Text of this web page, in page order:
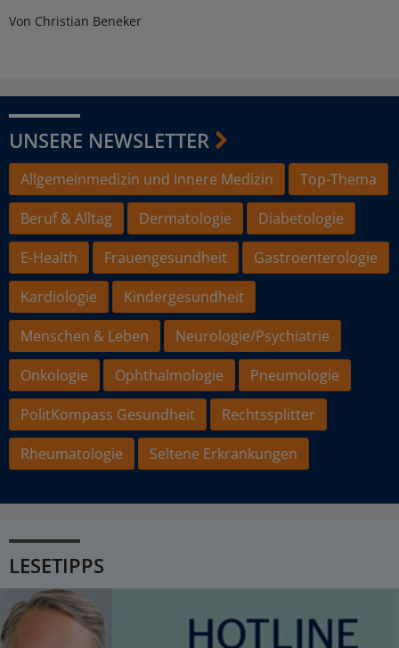
Von Christian Beneker
UNSERE NEWSLETTER
Allgemeinmedizin und Innere Medizin
Top-Thema
Beruf & Alltag
Dermatologie
Diabetologie
E-Health
Frauengesundheit
Gastroenterologie
Kardiologie
Kindergesundheit
Menschen & Leben
Neurologie/Psychiatrie
Onkologie
Ophthalmologie
Pneumologie
PolitKompass Gesundheit
Rechtssplitter
Rheumatologie
Seltene Erkrankungen
LESETIPPS